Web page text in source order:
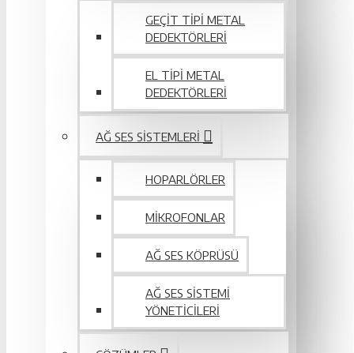
GEÇIT TIPI METAL
DEDEKTÖRLERI
EL TIPI METAL
DEDEKTÖRLERI
AĞ SES SISTEMLERI
HOPARLÖRLER
MIKROFONLAR
AĞ SES KÖPRÜSÜ
AĞ SES SISTEMI
YÖNETICILERI